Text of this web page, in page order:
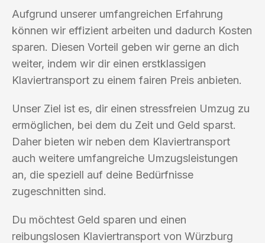
Aufgrund unserer umfangreichen Erfahrung
können wir effizient arbeiten und dadurch Kosten
sparen. Diesen Vorteil geben wir gerne an dich
weiter, indem wir dir einen erstklassigen
Klaviertransport zu einem fairen Preis anbieten.
Unser Ziel ist es, dir einen stressfreien Umzug zu
ermöglichen, bei dem du Zeit und Geld sparst.
Daher bieten wir neben dem Klaviertransport
auch weitere umfangreiche Umzugsleistungen
an, die speziell auf deine Bedürfnisse
zugeschnitten sind.
Du möchtest Geld sparen und einen
reibungslosen Klaviertransport von Würzburg